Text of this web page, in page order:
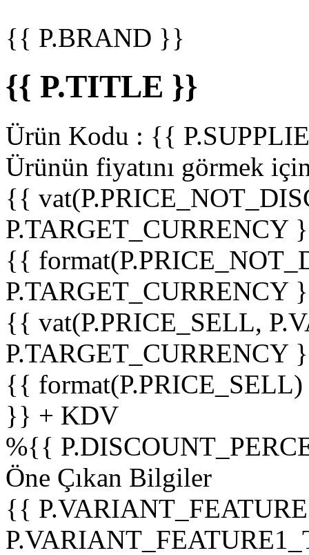
{{ P.BRAND }}
{{ P.TITLE }}
Ürün Kodu : {{
Ürünün fiyatını görmek
{{
P.TARGET_CURRENCY
{{
P.TARGET_CURRENCY
{{ vat(P.PRICE_SELL,
P.TARGET_CURRENCY
{{
}} + KDV
%{{
Öne Çıkan Bilgiler
{{